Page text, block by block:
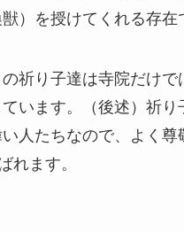
）を授けてくれる存在
の祈り子達は寺院だけで
います。（後述）祈り
人たちなので、よく尊
れます。